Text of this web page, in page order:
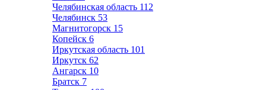
Челябинская область 112
Челябинск 53
Магнитогорск 15
Копейск 6
Иркутская область 101
Иркутск 62
Ангарск 10
Братск 7